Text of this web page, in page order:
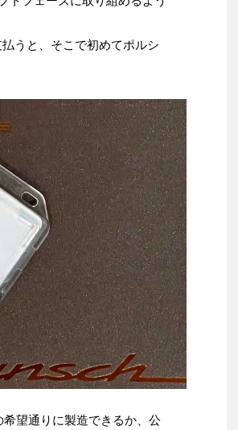
うと、そこで初めてポルシ
望通りに製造できるか、公